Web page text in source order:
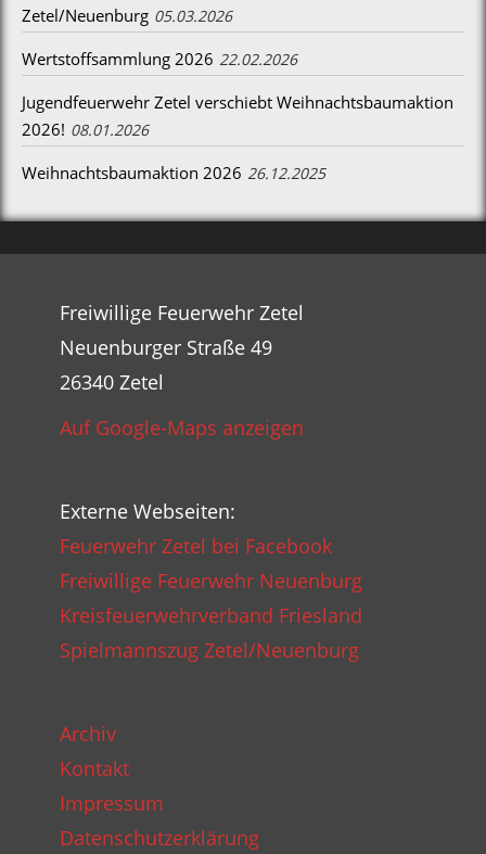
Zetel/Neuenburg 05.03.2026
Wertstoffsammlung 2026 22.02.2026
Jugendfeuerwehr Zetel verschiebt Weihnachtsbaumaktion
2026! 08.01.2026
Weihnachtsbaumaktion 2026 26.12.2025
Freiwillige Feuerwehr Zetel
Neuenburger Straße 49
26340 Zetel
Auf Google-Maps anzeigen
Externe Webseiten:
Feuerwehr Zetel bei Facebook
Freiwillige Feuerwehr Neuenburg
Kreisfeuerwehrverband Friesland
Spielmannszug Zetel/Neuenburg
Archiv
Kontakt
Impressum
Datenschutzerklärung